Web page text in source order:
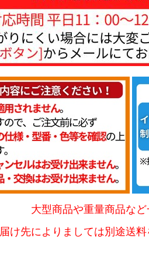
大型商品や重量商品な
け先によりましては別途送